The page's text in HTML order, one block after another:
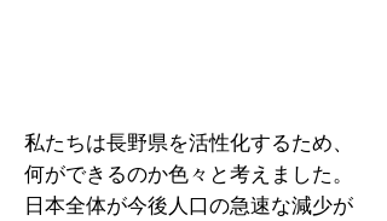
私たちは長野県を活性化するため、
何ができるのか色々と考えました。
日本全体が今後人口の急速な減少が